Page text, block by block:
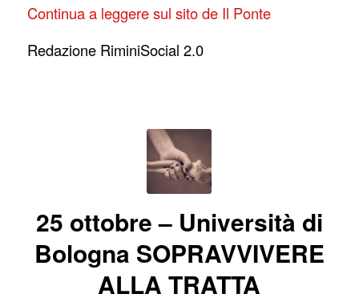
Continua a leggere sul sito de Il Ponte
Redazione RiminiSocial 2.0
25 ottobre – Università di
Bologna SOPRAVVIVERE
ALLA TRATTA